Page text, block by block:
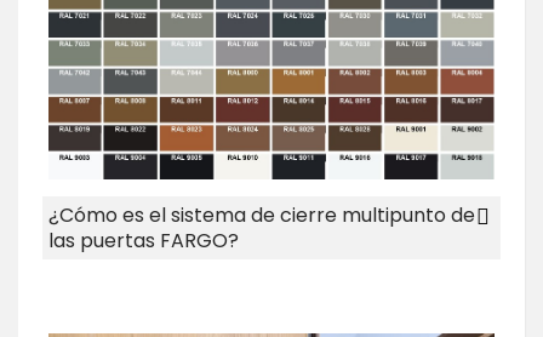
¿Cómo es el sistema de cierre multipunto de
las puertas FARGO?